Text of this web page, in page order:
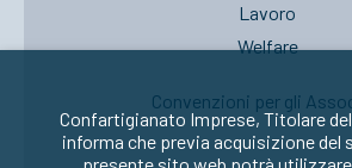
Lavoro
Welfare
Convenzioni per gli
Confartigianato Imprese, Titolare
informa che previa acquisizione del